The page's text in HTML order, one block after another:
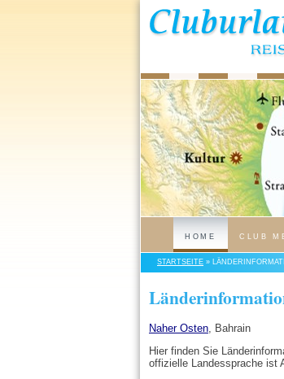
HOME CLUB
STARTSEITE »
Naher Osten , Bahrain
Hier finden Sie
offizielle Landessprache ist